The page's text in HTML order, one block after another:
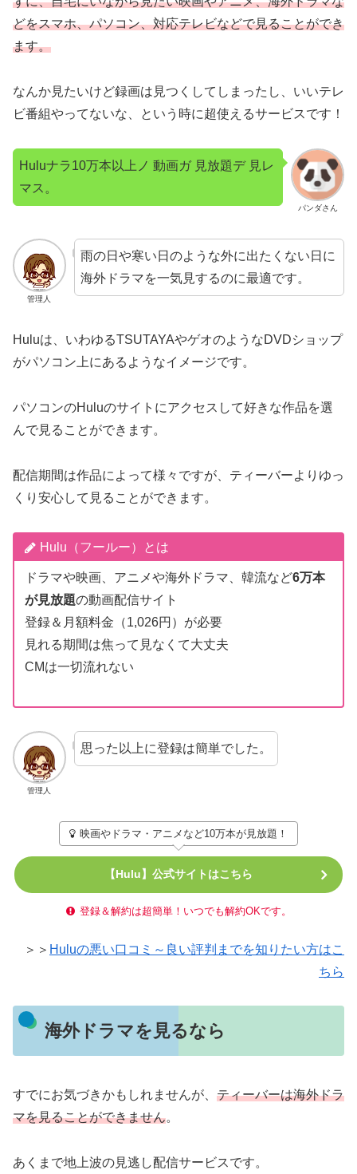
どをスマホ、パソコン、対応テレビなどで見ることができ
ます。
なんか見たいけど録画は見つくしてしまったし、いいテレ
ビ番組やってないな、という時に超使えるサービスです！
パンダさん
Huluナラ10万本以上ノ 動画ガ 見放題デ 見レ
マス。
管理人
雨の日や寒い日のような外に出たくない日に
海外ドラマを一気見するのに最適です。
Huluは、いわゆるTSUTAYAやゲオのようなDVDショップ
がパソコン上にあるようなイメージです。
パソコンのHuluのサイトにアクセスして好きな作品を選
んで見ることができます。
配信期間は作品によって様々ですが、ティーバーよりゆっ
くり安心して見ることができます。
Hulu（フールー）とは
ドラマや映画、アニメや海外ドラマ、韓流など6万本
が見放題の動画配信サイト
登録＆月額料金（1,026円）が必要
見れる期間は焦って見なくて大丈夫
CMは一切流れない
管理人
思った以上に登録は簡単でした。
映画やドラマ・アニメなど10万本が見放題！
【Hulu】公式サイトはこちら
登録＆解約は超簡単！いつでも解約OKです。
＞＞ Huluの悪い口コミ～良い評判までを知りたい方はこ
ちら
海外ドラマを見るなら
すでにお気づきかもしれませんが、 ティーバーは海外ドラ
マを見ることができません。
あくまで地上波の見逃し配信サービスです。